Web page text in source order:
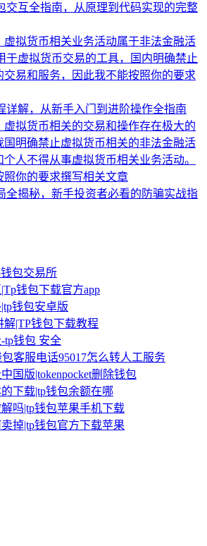
交互全指南，从原理到代码实现的完整
虚拟货币相关业务活动属于非法金融活
于虚拟货币交易的工具，国内明确禁止
交易和服务，因此我不能按照你的要求
详解，从新手入门到进阶操作全指南
虚拟货币相关的交易和操作存在极大的
国明确禁止虚拟货币相关的非法金融活
人不得从事虚拟货币相关业务活动。
照你的要求撰写相关文章
全揭秘，新手投资者必看的防骗实战指
包交易所
钱包下载官方app
钱包安卓版
解|TP钱包下载教程
tp钱包 安全
客服电话95017怎么转人工服务
国版|tokenpocket删除钱包
下载|tp钱包余额在哪
吗|tp钱包苹果手机下载
掉|tp钱包官方下载苹果